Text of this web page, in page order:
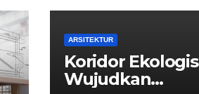
ARSITEKTUR
Koridor Ekologis
Wujudkan